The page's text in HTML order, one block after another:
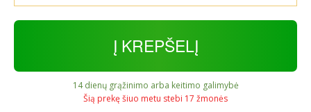
Į KREPŠELĮ
14 dienų grąžinimo arba keitimo galimybė
Šią prekę šiuo metu stebi 17 žmonės